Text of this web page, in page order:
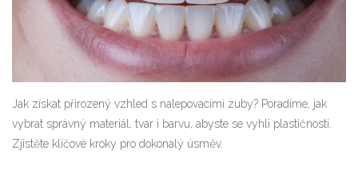
Jak získat přirozený vzhled s nalepovacími zuby? Poradíme, jak
vybrat správný materiál, tvar i barvu, abyste se vyhli plastičnosti.
Zjistěte klíčové kroky pro dokonalý úsměv.